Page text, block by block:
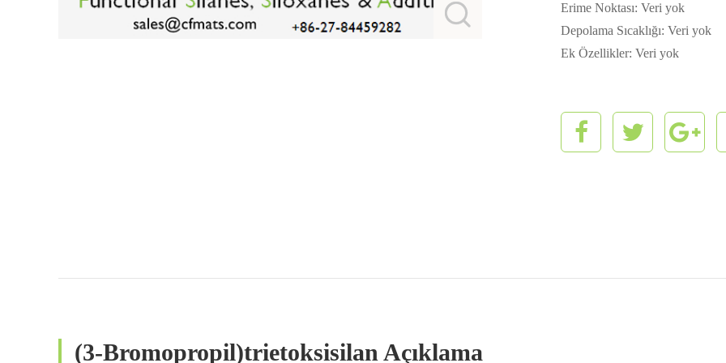
Erime Noktası: Veri yok
Depolama Sıcaklığı: Veri yok
Ek Özellikler: Veri yok
(3-Bromopropil)trietoksisilan Açıklama